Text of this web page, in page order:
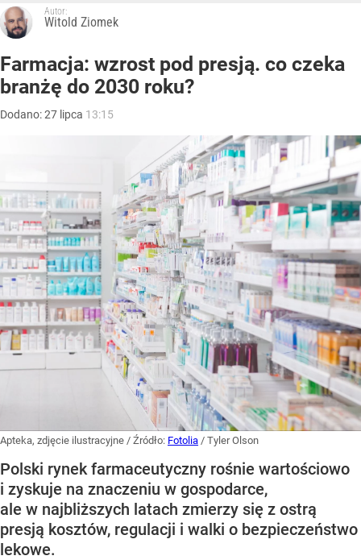
Autor:
Witold Ziomek
Farmacja: wzrost pod presją. co czeka
branżę do 2030 roku?
Dodano:27 lipca 13:15
Apteka, zdjęcie ilustracyjne / Źródło: Fotolia / Tyler Olson
Polski rynek farmaceutyczny rośnie wartościowo
i zyskuje na znaczeniu w gospodarce,
ale w najbliższych latach zmierzy się z ostrą
presją kosztów, regulacji i walki o bezpieczeństwo
lekowe.